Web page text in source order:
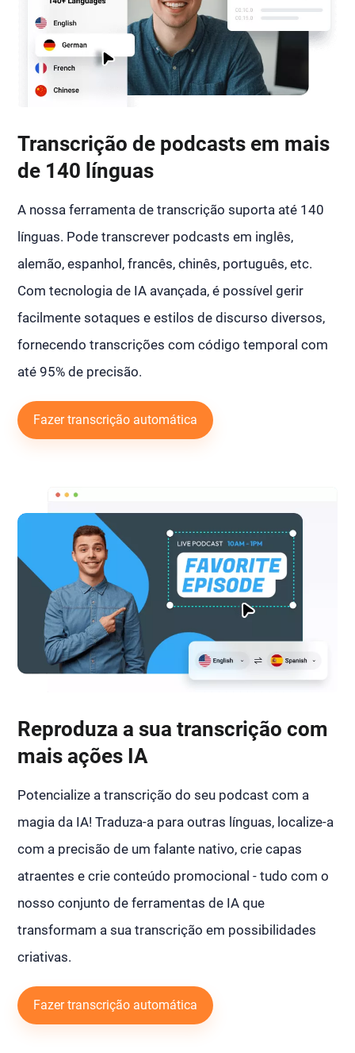
Transcrição de podcasts em mais
de 140 línguas
A nossa ferramenta de transcrição suporta até 140
línguas. Pode transcrever podcasts em inglês,
alemão, espanhol, francês, chinês, português, etc.
Com tecnologia de IA avançada, é possível gerir
facilmente sotaques e estilos de discurso diversos,
fornecendo transcrições com código temporal com
até 95% de precisão.
Fazer transcrição automática
Reproduza a sua transcrição com
mais ações IA
Potencialize a transcrição do seu podcast com a
magia da IA! Traduza-a para outras línguas, localize-a
com a precisão de um falante nativo, crie capas
atraentes e crie conteúdo promocional - tudo com o
nosso conjunto de ferramentas de IA que
transformam a sua transcrição em possibilidades
criativas.
Fazer transcrição automática